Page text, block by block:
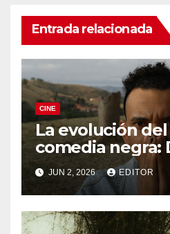
Entrada relacionada
CINE
La evolución
comedia negra:
Knives Out
JUN 2, 2026 EDITOR